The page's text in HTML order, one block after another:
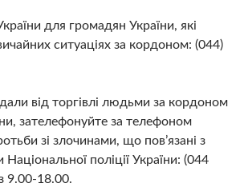
для громадян України, які
ситуаціях за кордоном: (044)
від торгівлі людьми за кордоном
зателефонуйте за телефоном
зі злочинами, що пов’язані з
поліції України: (044
9.00-18.00.